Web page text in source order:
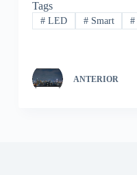
Tags
#LED #Smart #
ANTERIOR